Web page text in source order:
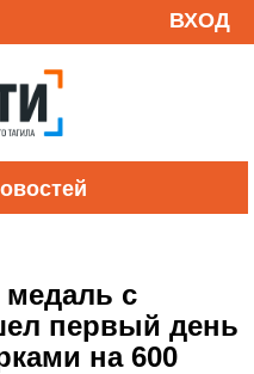
ВХОД
медаль с
первый день
на 600